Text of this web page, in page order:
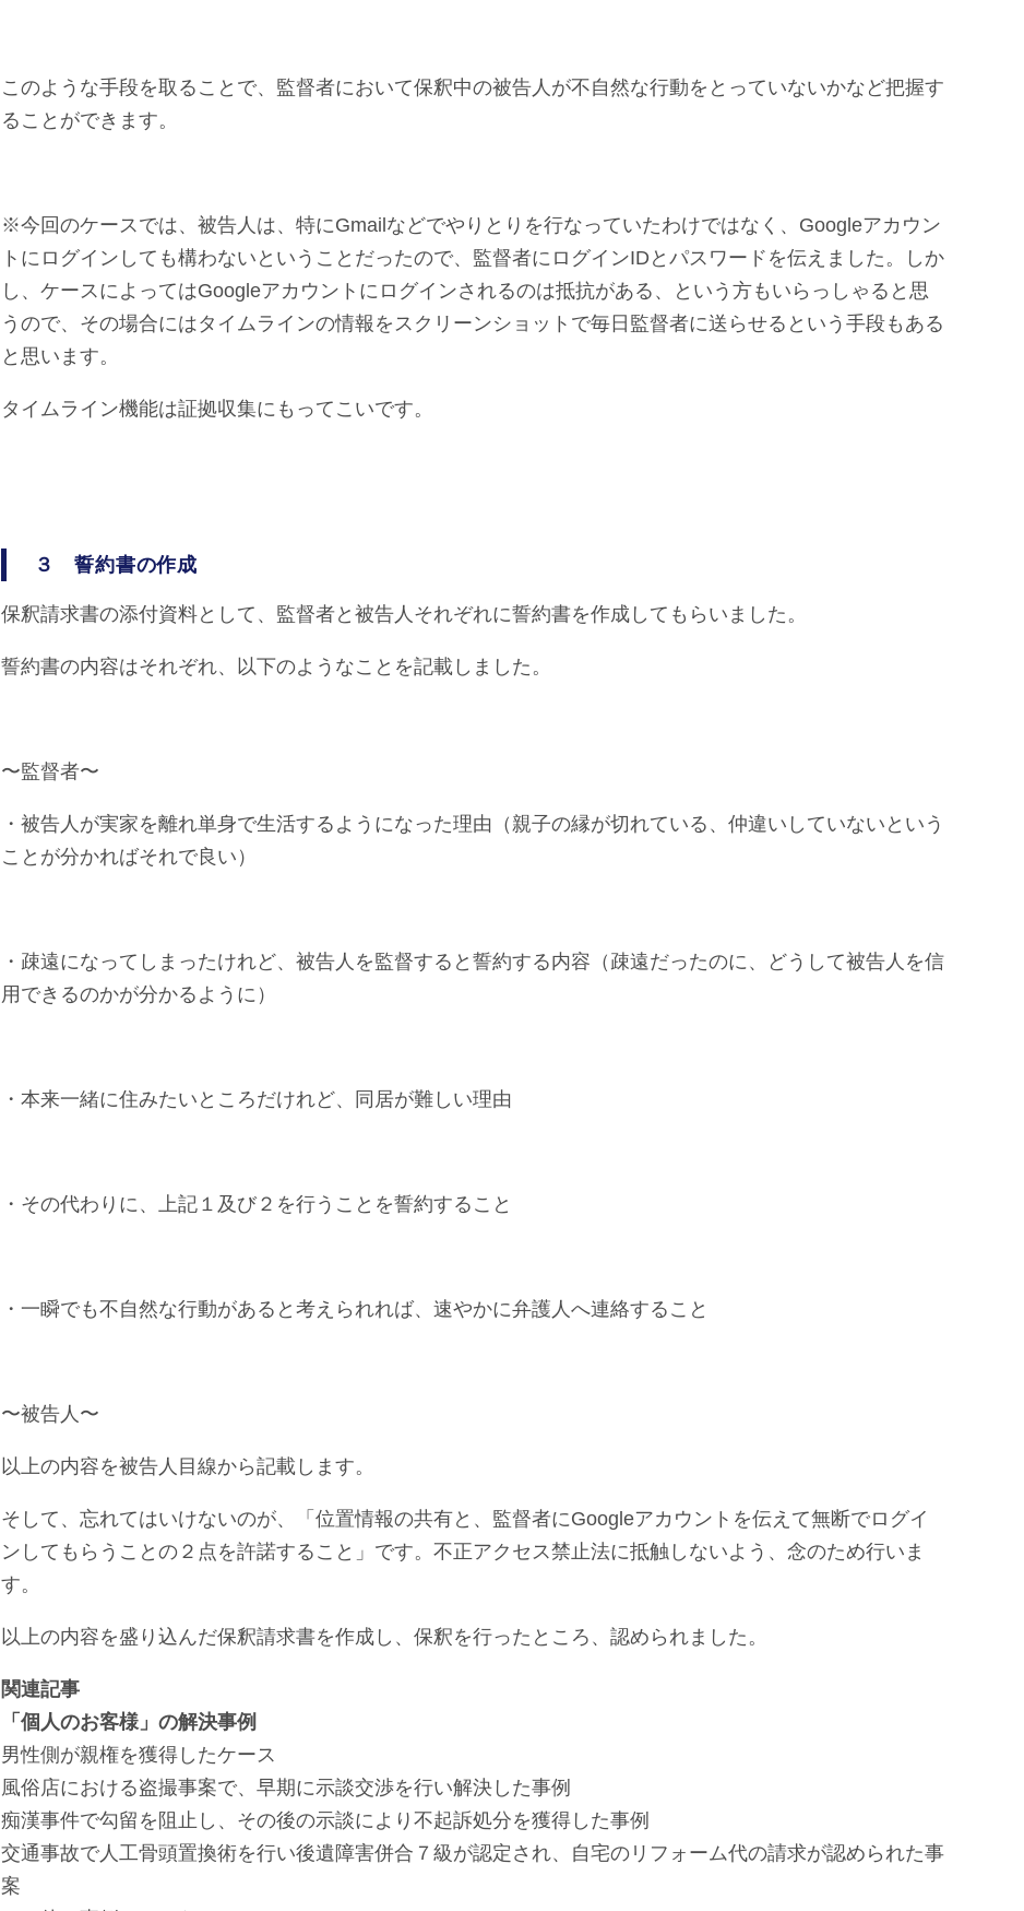
このような手段を取ることで、監督者において保釈中の被告人が不自然な行動をとっていないかなど把握す
ることができます。
※今回のケースでは、被告人は、特にGmailなどでやりとりを行なっていたわけではなく、Googleアカウン
トにログインしても構わないということだったので、監督者にログインIDとパスワードを伝えました。しか
し、ケースによってはGoogleアカウントにログインされるのは抵抗がある、という方もいらっしゃると思
うので、その場合にはタイムラインの情報をスクリーンショットで毎日監督者に送らせるという手段もある
と思います。
タイムライン機能は証拠収集にもってこいです。
３ 誓約書の作成
保釈請求書の添付資料として、監督者と被告人それぞれに誓約書を作成してもらいました。
誓約書の内容はそれぞれ、以下のようなことを記載しました。
〜監督者〜
・被告人が実家を離れ単身で生活するようになった理由（親子の縁が切れている、仲違いしていないという
ことが分かればそれで良い）
・疎遠になってしまったけれど、被告人を監督すると誓約する内容（疎遠だったのに、どうして被告人を信
用できるのかが分かるように）
・本来一緒に住みたいところだけれど、同居が難しい理由
・その代わりに、上記１及び２を行うことを誓約すること
・一瞬でも不自然な行動があると考えられれば、速やかに弁護人へ連絡すること
〜被告人〜
以上の内容を被告人目線から記載します。
そして、忘れてはいけないのが、「位置情報の共有と、監督者にGoogleアカウントを伝えて無断でログイ
ンしてもらうことの２点を許諾すること」です。不正アクセス禁止法に抵触しないよう、念のため行いま
す。
以上の内容を盛り込んだ保釈請求書を作成し、保釈を行ったところ、認められました。
関連記事
「個人のお客様」の解決事例
男性側が親権を獲得したケース
風俗店における盗撮事案で、早期に示談交渉を行い解決した事例
痴漢事件で勾留を阻止し、その後の示談により不起訴処分を獲得した事例
交通事故で人工骨頭置換術を行い後遺障害併合７級が認定され、自宅のリフォーム代の請求が認められた事
案